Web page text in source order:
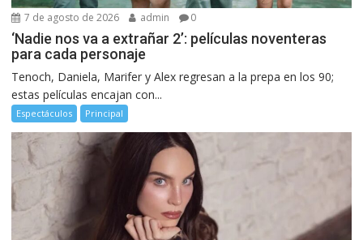
7 de agosto de 2026 admin 0
‘Nadie nos va a extrañar 2’: películas noventeras
para cada personaje
Tenoch, Daniela, Marifer y Alex regresan a la prepa en los 90;
estas películas encajan con...
Espectáculos Principal